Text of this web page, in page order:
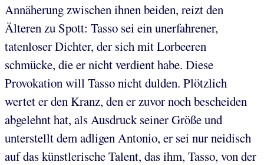
Annäherung zwischen ihnen beiden, reizt den
Älteren zu Spott: Tasso sei ein unerfahrener,
tatenloser Dichter, der sich mit Lorbeeren
schmücke, die er nicht verdient habe. Diese
Provokation will Tasso nicht dulden. Plötzlich
wertet er den Kranz, den er zuvor noch bescheiden
abgelehnt hat, als Ausdruck seiner Größe und
unterstellt dem adligen Antonio, er sei nur neidisch
auf das künstlerische Talent, das ihm, Tasso, von der